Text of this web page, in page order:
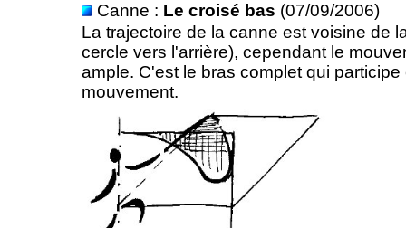
Canne : Le croisé bas (07/09/2006)
La trajectoire de la canne est voisine de
cercle vers l'arrière), cependant le
ample. C'est le bras complet qui
mouvement.